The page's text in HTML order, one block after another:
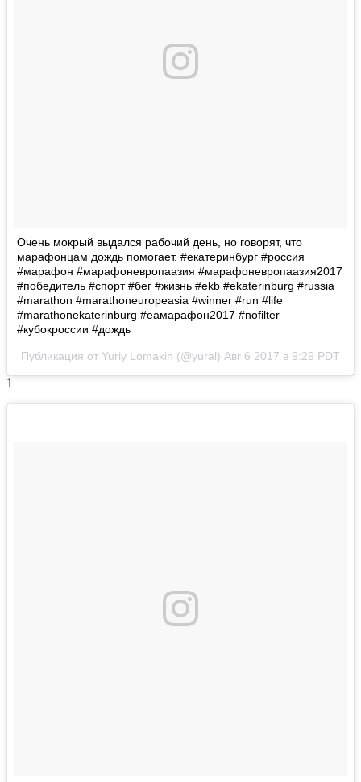
Очень мокрый выдался рабочий день, но говорят, что
марафонцам дождь помогает. #екатеринбург #россия
#марафон #марафоневропаазия #марафоневропаазия2017
#победитель #спорт #бег #жизнь #ekb #ekaterinburg #russia
#marathon #marathoneuropeasia #winner #run #life
#marathonekaterinburg #еамарафон2017 #nofilter
#кубокроссии #дождь
Публикация от Yuriy Lomakin (@yural) Авг 6 2017 в 9:29 PDT
1